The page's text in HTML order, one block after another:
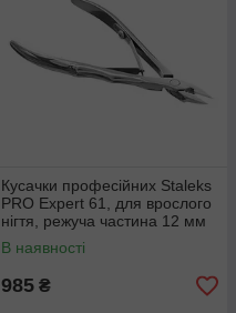
Кусачки професійних Staleks
PRO Expert 61, для врослого
нігтя, режуча частина 12 мм
В наявності
985 ₴